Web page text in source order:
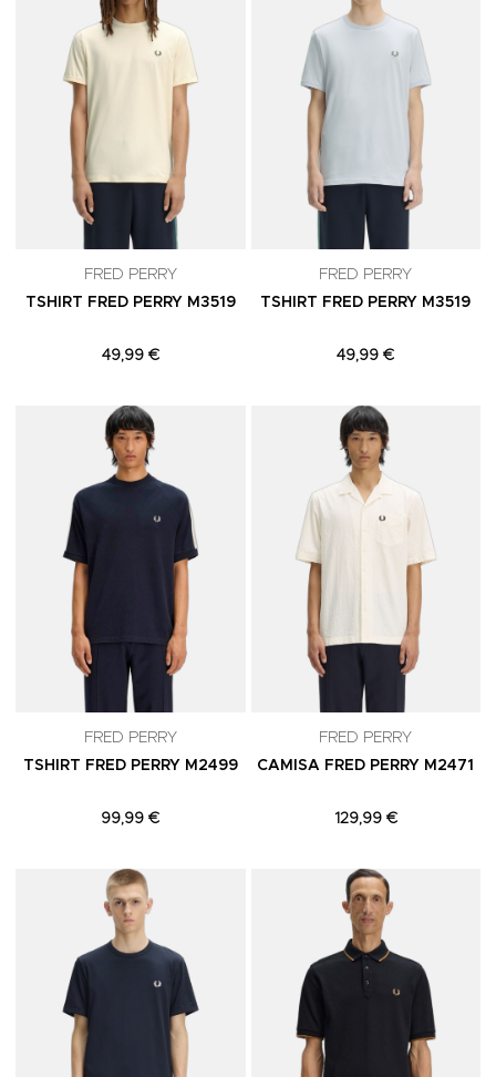
FRED PERRY
TSHIRT FRED PERRY M3519
49,99 €
FRED PERRY
TSHIRT FRED PERRY M3519
49,99 €
Adicionar aos Favoritos
FRED PERRY
TSHIRT FRED PERRY M2499
99,99 €
FRED PERRY
CAMISA FRED PERRY M2471
129,99 €
Adicionar aos Favoritos